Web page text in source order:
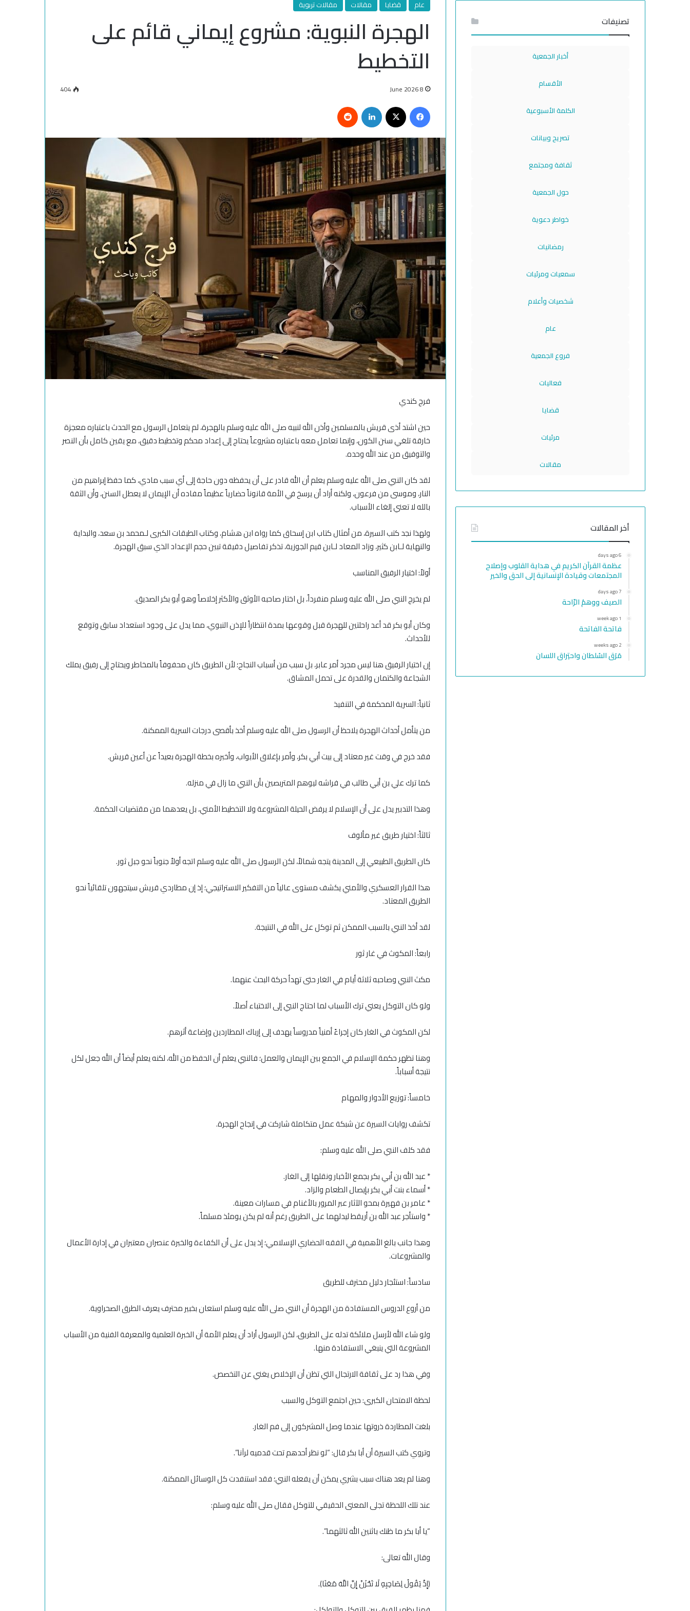
عام
قضايا مقالات مقالات تربوية
الهجرة النبوية: مشروع إيماني قائم على
التخطيط
8 June 2026
404
Facebook
LinkedIn
فرج كندي
حين اشتد أذى قريش بالمسلمين وأذن الله لنبيه صلى الله عليه وسلم بالهجرة، لم يتعامل الرسول مع الحدث باعتباره معجزة
خارقة تلغي سنن الكون، وإنما تعامل معه باعتباره مشروعاً يحتاج إلى إعداد محكم وتخطيط دقيق، مع يقين كامل بأن النصر
والتوفيق من عند الله وحده.
لقد كان النبي صلى الله عليه وسلم يعلم أن الله قادر على أن يحفظه دون حاجة إلى أي سبب مادي، كما حفظ إبراهيم من
النار، وموسى من فرعون، ولكنه أراد أن يرسخ في الأمة قانوناً حضارياً عظيماً مفاده أن الإيمان لا يعطل السنن، وأن الثقة
بالله لا تعني إلغاء الأسباب.
ولهذا نجد كتب السيرة، من أمثال كتاب ابن إسحاق كما رواه ابن هشام، وكتاب الطبقات الكبرى لـمحمد بن سعد، والبداية
والنهاية لـابن كثير، وزاد المعاد لـابن قيم الجوزية، تذكر تفاصيل دقيقة تبين حجم الإعداد الذي سبق الهجرة.
أولاً: اختيار الرفيق المناسب
لم يخرج النبي صلى الله عليه وسلم منفرداً، بل اختار صاحبه الأوثق والأكثر إخلاصاً وهو أبو بكر الصديق.
وكان أبو بكر قد أعد راحلتين للهجرة قبل وقوعها بمدة انتظاراً للإذن النبوي، مما يدل على وجود استعداد سابق وتوقع
للأحداث.
إن اختيار الرفيق هنا ليس مجرد أمر عابر، بل سبب من أسباب النجاح؛ لأن الطريق كان محفوفاً بالمخاطر ويحتاج إلى رفيق يملك
الشجاعة والكتمان والقدرة على تحمل المشاق.
ثانياً: السرية المحكمة في التنفيذ
من يتأمل أحداث الهجرة يلاحظ أن الرسول صلى الله عليه وسلم أخذ بأقصى درجات السرية الممكنة.
فقد خرج في وقت غير معتاد إلى بيت أبي بكر، وأمر بإغلاق الأبواب، وأخبره بخطة الهجرة بعيداً عن أعين قريش.
كما ترك علي بن أبي طالب في فراشه ليوهم المتربصين بأن النبي ما زال في منزله.
وهذا التدبير يدل على أن الإسلام لا يرفض الحيلة المشروعة ولا التخطيط الأمني، بل يعدهما من مقتضيات الحكمة.
ثالثاً: اختيار طريق غير مألوف
كان الطريق الطبيعي إلى المدينة يتجه شمالاً، لكن الرسول صلى الله عليه وسلم اتجه أولاً جنوباً نحو جبل ثور.
هذا القرار العسكري والأمني يكشف مستوى عالياً من التفكير الاستراتيجي؛ إذ إن مطاردي قريش سيتجهون تلقائياً نحو
الطريق المعتاد.
لقد أخذ النبي بالسبب الممكن ثم توكل على الله في النتيجة.
رابعاً: المكوث في غار ثور
مكث النبي وصاحبه ثلاثة أيام في الغار حتى تهدأ حركة البحث عنهما.
ولو كان التوكل يعني ترك الأسباب لما احتاج النبي إلى الاختباء أصلاً.
لكن المكوث في الغار كان إجراءً أمنياً مدروساً يهدف إلى إرباك المطاردين وإضاعة أثرهم.
وهنا تظهر حكمة الإسلام في الجمع بين الإيمان والعمل؛ فالنبي يعلم أن الحفظ من الله، لكنه يعلم أيضاً أن الله جعل لكل
نتيجة أسباباً.
خامساً: توزيع الأدوار والمهام
تكشف روايات السيرة عن شبكة عمل متكاملة شاركت في إنجاح الهجرة.
فقد كلف النبي صلى الله عليه وسلم:
* عبد الله بن أبي بكر بجمع الأخبار ونقلها إلى الغار.
* أسماء بنت أبي بكر بإيصال الطعام والزاد.
* عامر بن فهيرة بمحو الآثار عبر المرور بالأغنام في مسارات معينة.
* واستأجر عبد الله بن أريقط ليدلهما على الطريق رغم أنه لم يكن يومئذ مسلماً.
وهذا جانب بالغ الأهمية في الفقه الحضاري الإسلامي؛ إذ يدل على أن الكفاءة والخبرة عنصران معتبران في إدارة الأعمال
والمشروعات.
سادساً: استئجار دليل محترف للطريق
من أروع الدروس المستفادة من الهجرة أن النبي صلى الله عليه وسلم استعان بخبير محترف يعرف الطرق الصحراوية.
ولو شاء الله لأرسل ملائكة تدله على الطريق، لكن الرسول أراد أن يعلم الأمة أن الخبرة العلمية والمعرفة الفنية من الأسباب
المشروعة التي ينبغي الاستفادة منها.
وفي هذا رد على ثقافة الارتجال التي تظن أن الإخلاص يغني عن التخصص.
لحظة الامتحان الكبرى: حين اجتمع التوكل والسبب
بلغت المطاردة ذروتها عندما وصل المشركون إلى فم الغار.
وتروي كتب السيرة أن أبا بكر قال: “لو نظر أحدهم تحت قدميه لرآنا”.
وهنا لم يعد هناك سبب بشري يمكن أن يفعله النبي؛ فقد استنفدت كل الوسائل الممكنة.
عند تلك اللحظة تجلى المعنى الحقيقي للتوكل فقال صلى الله عليه وسلم:
“يا أبا بكر ما ظنك باثنين الله ثالثهما”.
وقال الله تعالى:
﴿إِذْ يَقُولُ لِصَاحِبِهِ لَا تَحْزَنْ إِنَّ اللَّهَ مَعَنَا﴾.
تصنيفات
أخبار الجمعية
الأقسام
الكلمة الأسبوعية
تصريح وبيانات
ثقافة ومجتمع
حول الجمعية
خواطر دعوية
رمضانيات
سمعيات ومرئيات
شخصيات وأعلام
عام
فروع الجمعية
فعاليات
قضايا
مرئيات
مقالات
أخر المقالات
6 days ago
عظمة القرآن الكريم في هداية القلوب وإصلاح
المجتمعات وقيادة الإنسانية إلى الحق والخير
7 days ago
الصيف ووهمُ الرّاحة
1 week ago
فاتحة الفاتحة
2 weeks ago
مَرَق السُلطان واحتِراق اللسان